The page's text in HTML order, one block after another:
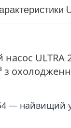
насос ULTRA
з
— найвищий у